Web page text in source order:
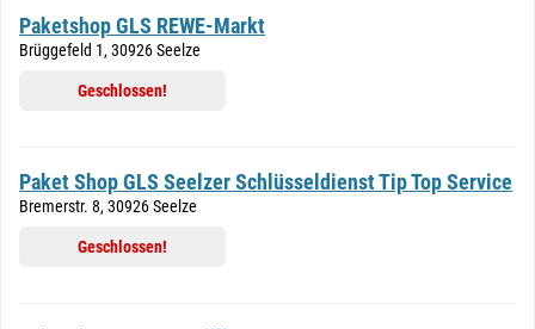
Paketshop GLS REWE-Markt
Brüggefeld 1, 30926 Seelze
Geschlossen!
Paket Shop GLS Seelzer Schlüsseldienst Tip Top Service
Bremerstr. 8, 30926 Seelze
Geschlossen!